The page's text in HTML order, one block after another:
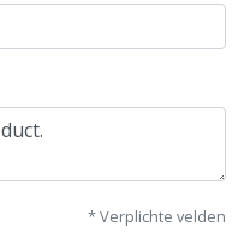
* Verplichte velden